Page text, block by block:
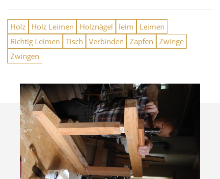
Holz Holz Leimen Holznägel leim
Leimen
Richtig Leimen
Tisch Verbinden Zapfen
Zwinge
Zwingen